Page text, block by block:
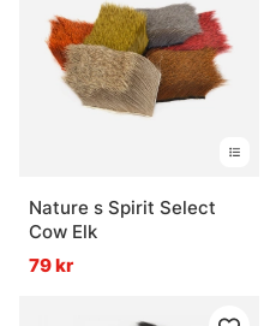
Nature s Spirit Select
Cow Elk
79 kr